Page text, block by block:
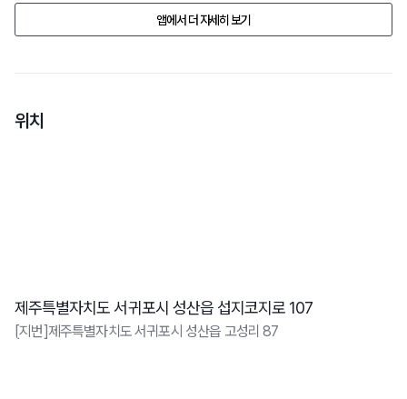
앱에서 더 자세히 보기
위치
제주특별자치도 서귀포시 성산읍 섭지코지로 107
[지번]제주특별자치도 서귀포시 성산읍 고성리 87